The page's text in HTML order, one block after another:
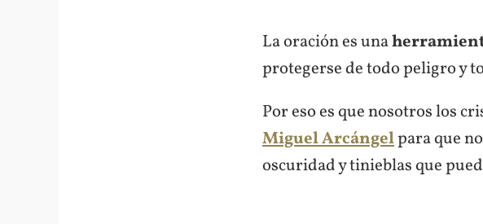
La oración es una
protegerse de todo peligro y
Por eso es que nosotros los
Miguel Arcángelpara que
oscuridad y tinieblas que